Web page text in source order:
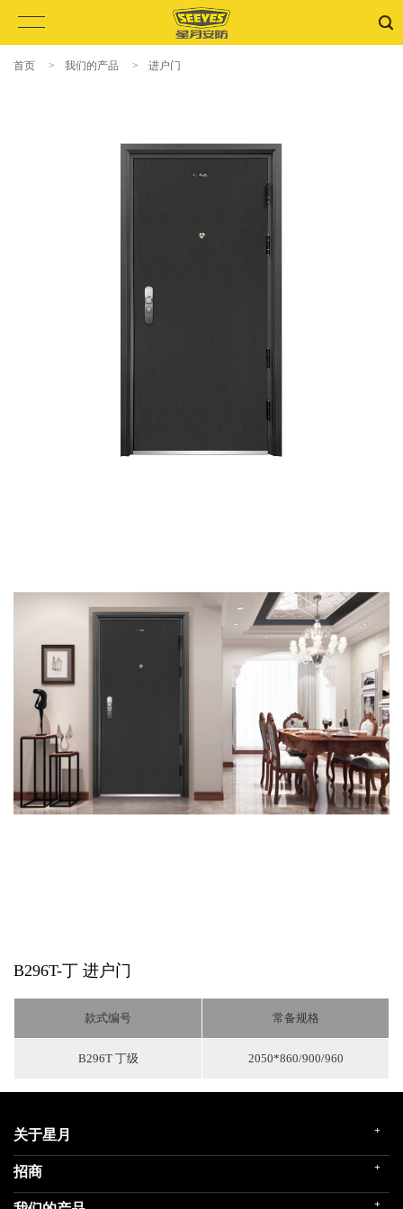
首页 > 我们的产品 > 进户门
B296T-丁 进户门
款式编号 常备规格
B296T 丁级 2050*860/900/960
关于星月 +
企业简介
招商 +
+